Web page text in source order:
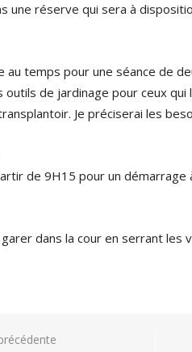
une réserve qui sera à
au temps pour une séance de
de jardinage pour ceux
Je préciserai les
de 9H15 pour un démarrage
dans la cour en serrant les